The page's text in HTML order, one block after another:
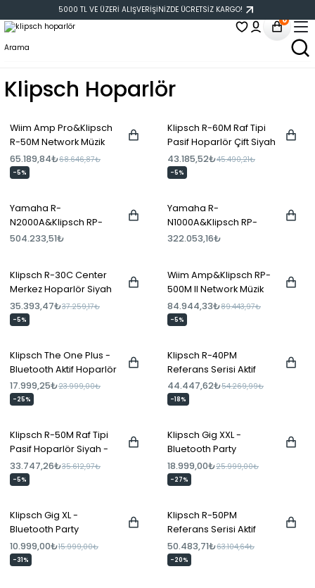
5000 TL VE ÜZERİ ALIŞVERİŞİNİZDE ÜCRETSİZ KARGO!
0
Klipsch Hoparlör
Wiim Amp Pro&Klipsch
R-50M Network Müzik
Sistemi
65.189,84₺68.646,87₺
-5%
Klipsch R-60M Raf Tipi
Pasif Hoparlör Çift Siyah
43.185,52₺45.490,21₺
-5%
Yamaha R-
N2000A&Klipsch RP-
8000F II Network Müzik
504.233,51₺
Yamaha R-
N1000A&Klipsch RP-
8000F II Network Müzik
322.053,16₺
Klipsch R-30C Center
Merkez Hoparlör Siyah
35.393,47₺37.259,17₺
-5%
Wiim Amp&Klipsch RP-
500M II Network Müzik
Sistemi
84.944,33₺89.443,97₺
-5%
Klipsch The One Plus -
Bluetooth Aktif Hoparlör
Mat Siyah
17.999,25₺23.999,00₺
-25%
Klipsch R-40PM
Referans Serisi Aktif
Bluetooth Hoparlör -
Çift
44.447,62₺54.269,99₺
-18%
Klipsch R-50M Raf Tipi
Pasif Hoparlör Siyah -
Çift
33.747,26₺35.612,97₺
-5%
Klipsch Gig XXL -
Bluetooth Party
Hoparlör
18.999,00₺25.999,00₺
-27%
Klipsch Gig XL -
Bluetooth Party
Hoparlör
10.999,00₺15.999,00₺
-31%
Klipsch R-50PM
Referans Serisi Aktif
Bluetooth Hoparlör -
Çift
50.483,71₺63.104,64₺
-20%